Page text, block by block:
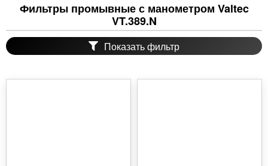
Фильтры промывные с манометром Valtec
VT.389.N
Показать фильтр